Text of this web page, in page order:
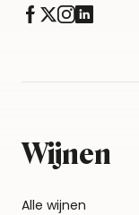
Wijnen
Alle wijnen